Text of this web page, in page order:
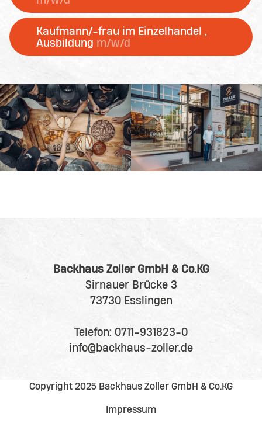
Kaufmann/-frau im Einzelhandel ,
Ausbildung m/w/d
Backhaus Zoller GmbH & Co.KG
Sirnauer Brücke 3
73730 Esslingen
Telefon: 0711-931823-0
info@backhaus-zoller.de
Copyright 2025 Backhaus Zoller GmbH & Co.KG
Impressum